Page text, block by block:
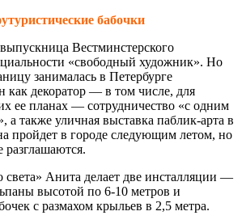
бабочки
Вестминстерского
«свободный художник». Но
занималась в Петербурге
как декоратор — в том числе, для
ее планах — сотрудничество «с одним
а также уличная выставка паблик-арта в
пройдет в городе следующим летом, но
разглашаются.
света» Анита делает две инсталляции —
высотой по 6-10 метров и
с размахом крыльев в 2,5 метра.